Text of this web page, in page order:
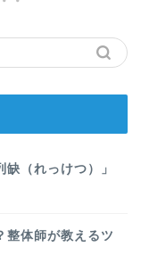
（れっけつ）」
整体師が教えるツ